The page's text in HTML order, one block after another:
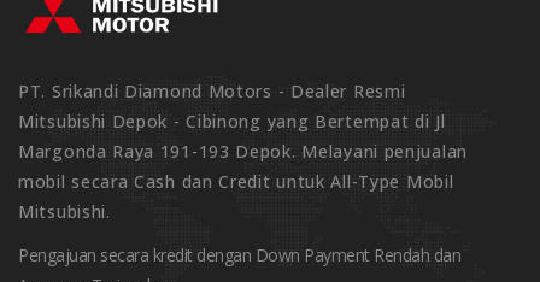
PT. Srikandi Diamond Motors - Dealer Resmi
Mitsubishi Depok - Cibinong yang Bertempat di Jl
Margonda Raya 191-193 Depok. Melayani penjualan
mobil secara Cash dan Credit untuk All-Type Mobil
Mitsubishi.
Pengajuan secara kredit dengan Down Payment Rendah dan